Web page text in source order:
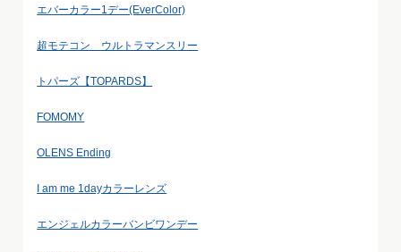
エバーカラー1デー(EverColor)
超モテコン ウルトラマンスリー
トパーズ【TOPARDS】
FOMOMY
OLENS Ending
I am me 1dayカラーレンズ
エンジェルカラーバンビワンデー